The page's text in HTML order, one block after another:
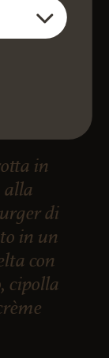
in
di
in un
con
cipolla